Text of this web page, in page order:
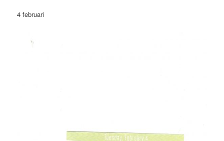
4 februari